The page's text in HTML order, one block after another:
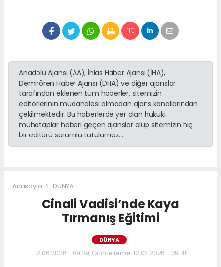
Anadolu Ajansı (AA), İhlas Haber Ajansı (İHA),
Demirören Haber Ajansı (DHA) ve diğer ajanslar
tarafından eklenen tüm haberler, sitemizin
editörlerinin müdahalesi olmadan ajans kanallarından
çekilmektedir. Bu haberlerde yer alan hukuki
muhataplar haberi geçen ajanslar olup sitemizin hiç
bir editörü sorumlu tutulamaz...
Anasayfa DÜNYA
Cinali Vadisi’nde Kaya
Tırmanış Eğitimi
DÜNYA
12.06.2026 - 09:39, Güncelleme: 12.06.2026 - 09:41